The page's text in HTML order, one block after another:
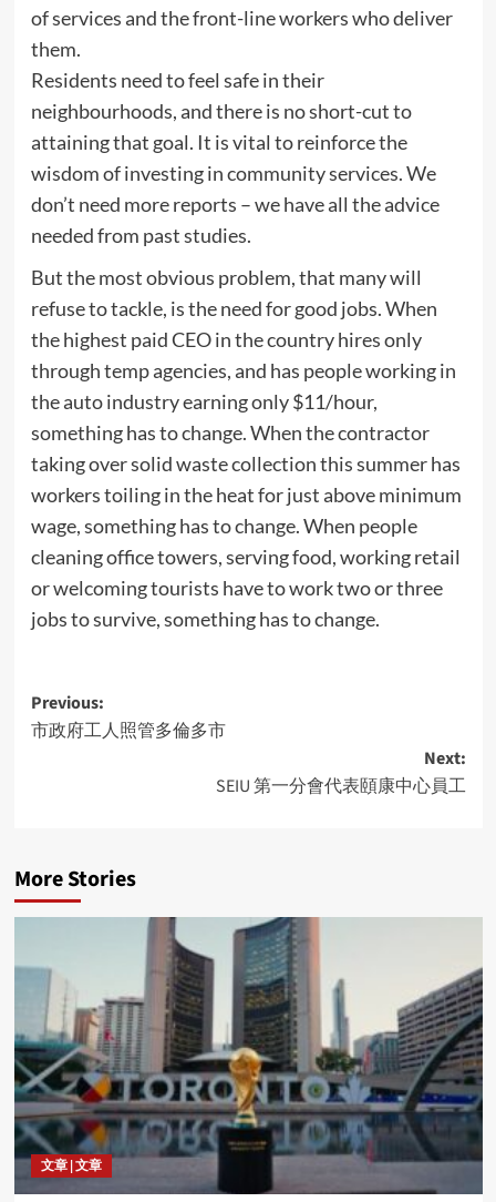
of services and the front-line workers who deliver
them.
Residents need to feel safe in their
neighbourhoods, and there is no short-cut to
attaining that goal. It is vital to reinforce the
wisdom of investing in community services. We
don’t need more reports – we have all the advice
needed from past studies.
But the most obvious problem, that many will
refuse to tackle, is the need for good jobs. When
the highest paid CEO in the country hires only
through temp agencies, and has people working in
the auto industry earning only $11/hour,
something has to change. When the contractor
taking over solid waste collection this summer has
workers toiling in the heat for just above minimum
wage, something has to change. When people
cleaning office towers, serving food, working retail
or welcoming tourists have to work two or three
jobs to survive, something has to change.
Post
navigation
Previous:
市政府工人照管多倫多市
Next:
SEIU 第一分會代表頤康中心員工
More Stories
文章 | 文章